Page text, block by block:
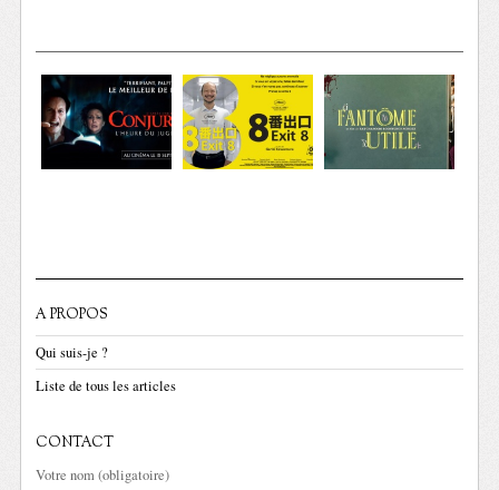
A PROPOS
Qui suis-je ?
Liste de tous les articles
CONTACT
Votre nom (obligatoire)